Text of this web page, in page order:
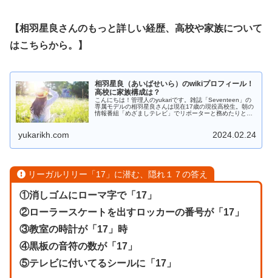
【相羽星良さんのもっと詳しい経歴、高校や家族について
はこちらから。】
相羽星良（あいばせいら）のwikiプロフィール！
高校に家族構成は？
こんにちは！管理人のyukariです。雑誌「Seventeen」の
専属モデルの相羽星良さんは現在17歳の現役高校生。朝の
情報番組「めざましテレビ」でリポーターと務めたりと注
yukarikh.com 2024.02.24
リーガルリリー「17」に潜む、隠れ１７の答え
①消しゴムにローマ字で「17」
②ローラースケートを出すロッカーの番号が「17」
③教室の時計が「17」時
④黒板の音符の数が「17」
⑤テレビに付いてるシールに「17」